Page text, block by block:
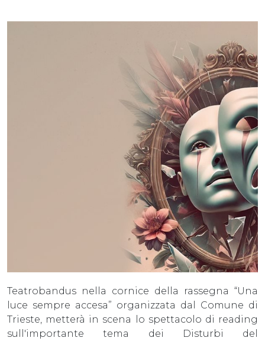
Teatrobandus nella cornice della rassegna “Una
luce sempre accesa” organizzata dal Comune di
Trieste, metterà in scena lo spettacolo di reading
sull'importante tema dei Disturbi del